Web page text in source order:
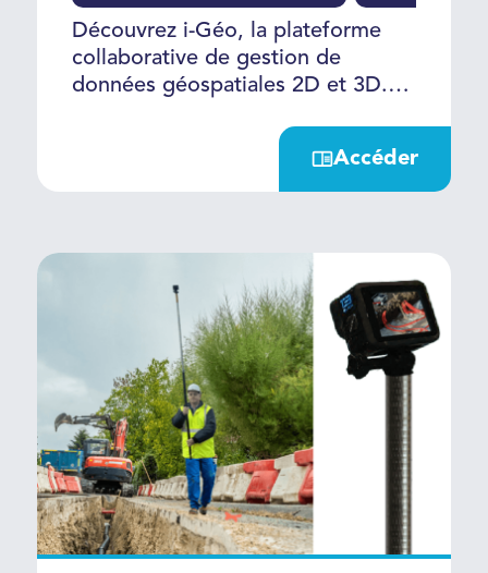
Découvrez i-Géo, la plateforme
collaborative de gestion de
données géospatiales 2D et 3D.
sont réunies sur une plateforme
unique, exploitables en ligne et
accessibles à l’ensemble des
efficace et sécurisée.
Accéder